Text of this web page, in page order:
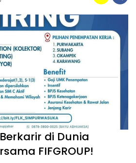
di Dunia
FIFGROUP!